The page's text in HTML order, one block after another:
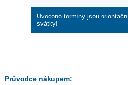
Uvedené termíny jsou
svátky!
Průvodce nákupem: